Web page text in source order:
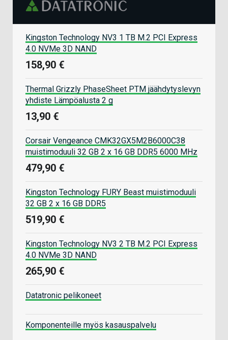
Kingston Technology NV3 1 TB M.2 PCI Express
4.0 NVMe 3D NAND
158,90 €
Thermal Grizzly PhaseSheet PTM jäähdytyslevyn
yhdiste Lämpöalusta 2 g
13,90 €
Corsair Vengeance CMK32GX5M2B6000C38
muistimoduuli 32 GB 2 x 16 GB DDR5 6000 MHz
479,90 €
Kingston Technology FURY Beast muistimoduuli
32 GB 2 x 16 GB DDR5
519,90 €
Kingston Technology NV3 2 TB M.2 PCI Express
4.0 NVMe 3D NAND
265,90 €
Datatronic pelikoneet
Komponenteille myös kasauspalvelu